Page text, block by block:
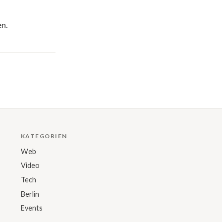
KATEGORIEN
Web
Video
Tech
Berlin
Events